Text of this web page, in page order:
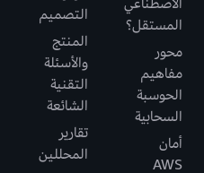
المستقل؟
محور
مفاهيم
الحوسبة
السحابية
أمان
AWS
التصميم
المنتج
والأسئلة
التقنية
الشائعة
تقارير
المحللين